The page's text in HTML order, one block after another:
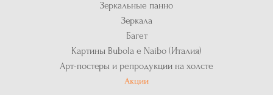
Зеркальные панно
Зеркала
Багет
Картины Bubola e Naibo (Италия)
Арт-постеры и репродукции на холсте
Акции